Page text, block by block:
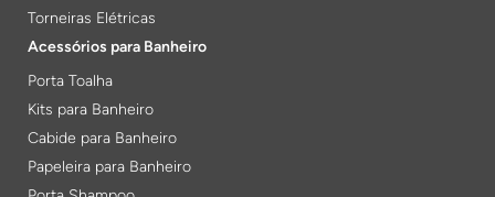
Torneiras Elétricas
Acessórios para Banheiro
Porta Toalha
Kits para Banheiro
Cabide para Banheiro
Papeleira para Banheiro